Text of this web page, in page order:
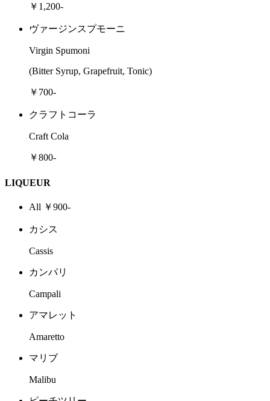
￥1,200-
ヴァージンスプモーニ
Virgin Spumoni
(Bitter Syrup, Grapefruit, Tonic)
￥700-
クラフトコーラ
Craft Cola
￥800-
LIQUEUR
All ￥900-
カシス
Cassis
カンパリ
Campali
アマレット
Amaretto
マリブ
Malibu